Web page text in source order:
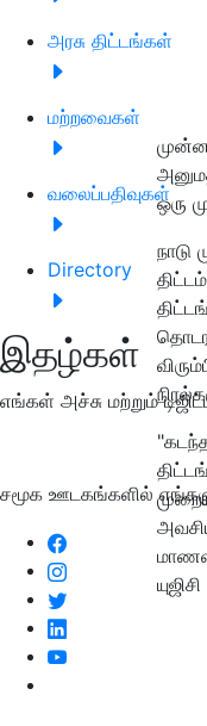
அரசு திட்டங்கள்
மற்றவைகள்
வலைப்பதிவுகள்
Directory
இதழ்கள்
எங்கள் அச்சு மற்றும்
சமூக ஊடகங்களில்
ஒரு
நாடு
தொடர